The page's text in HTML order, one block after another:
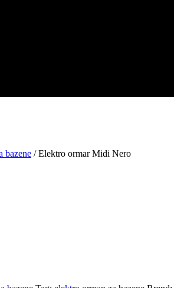
bazene / Elektro ormar Midi Nero